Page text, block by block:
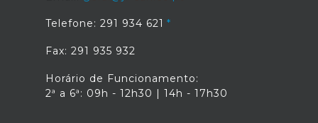
Telefone: 291 934 621
Fax: 291 935 932
Horário de Funcionamento:
2ª a 6ª: 09h - 12h30 | 14h - 17h30